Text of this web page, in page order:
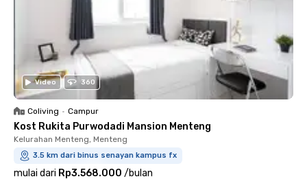
Video 360
Coliving • Campur
Kost Rukita Purwodadi Mansion Menteng
Kelurahan Menteng, Menteng
3.5 km dari binus senayan kampus fx
mulai dari Rp3.568.000 /bulan